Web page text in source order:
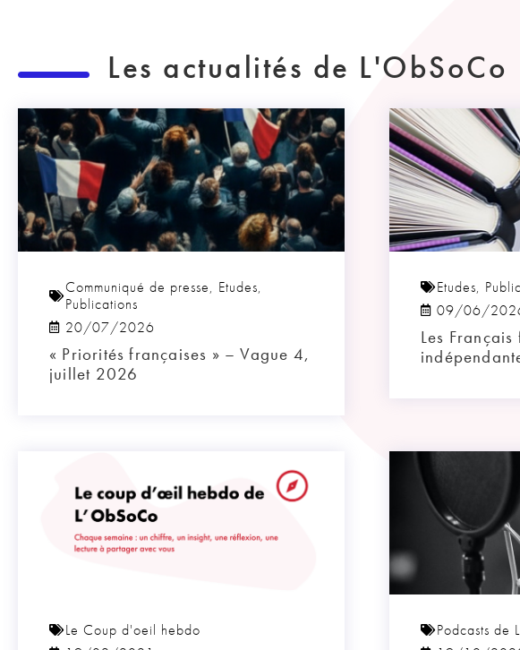
Les actualités de L'ObSoCo
Communiqué de presse, Etudes,
Publications
20/07/2026
« Priorités françaises » – Vague 4,
juillet 2026
Etudes,
09/06/
Les
Le Coup d'oeil hebdo
Podcasts de